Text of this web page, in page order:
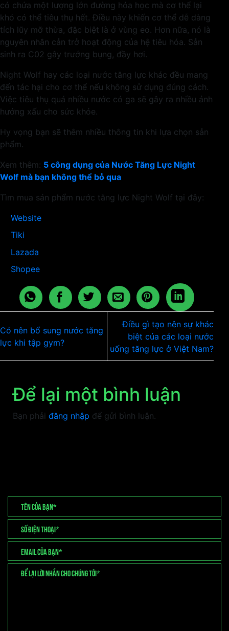
có chứa một lượng lớn đường hóa học mà cơ thể lại
khó có thể tiêu thụ hết. Điều này khiến cơ thể dễ dàng
tích lũy mỡ thừa, đặc biệt là ở vùng eo. Hơn nữa, nó là
nguyên nhân cản trở hoạt động của hệ tiêu hóa. Sản
sinh ra C02 gây trướng bụng, đầy hơi.
Night Wolf hay các loại nước tăng lực khác đều mang
đến tác hại cho cơ thể nếu không sử dụng đúng cách.
Việc tiêu thụ quá nhiều nước có ga sẽ gây ra nhiều ảnh
hưởng xấu cho sức khỏe.
Hy vọng bạn sẽ thêm nhiều thông tin khi lựa chọn sản
phẩm.
Xem thêm: 5 công dụng của Nước Tăng Lực Night
Wolf mà bạn không thể bỏ qua
Tìm mua sản phẩm nước tăng lực Night Wolf tại đây:
Website
Tiki
Lazada
Shopee
Có nên bổ sung nước tăng
lực khi tập gym?
Điều gì tạo nên sự khác
biệt của các loại nước
uống tăng lực ở Việt Nam?
Để lại một bình luận
Bạn phải đăng nhập để gửi bình luận.